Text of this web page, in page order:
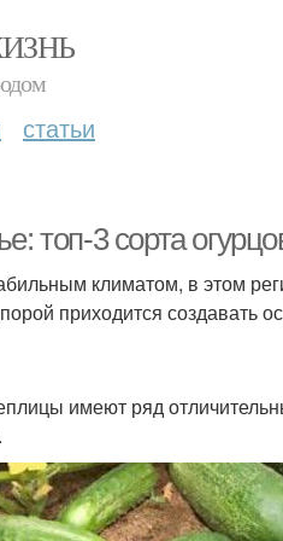
статьи
топ-3 сорта
климатом, в этом
приходится
имеют ряд